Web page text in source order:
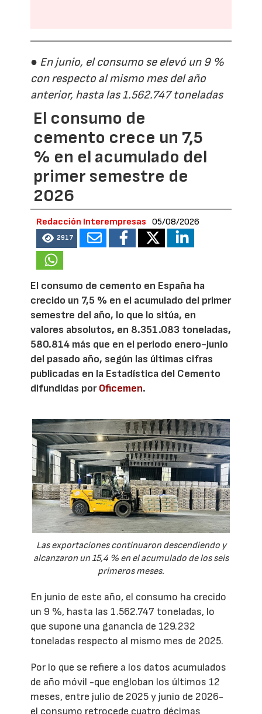
● En junio, el consumo se elevó un 9 %
con respecto al mismo mes del año
anterior, hasta las 1.562.747 toneladas
El consumo de
cemento crece un 7,5
% en el acumulado del
primer semestre de
2026
Redacción Interempresas 05/08/2026
2917
El consumo de cemento en España ha
crecido un 7,5 % en el acumulado del primer
semestre del año, lo que lo sitúa, en
valores absolutos, en 8.351.083 toneladas,
580.814 más que en el periodo enero-junio
del pasado año, según las últimas cifras
publicadas en la Estadística del Cemento
difundidas porOficemen.
Las exportaciones continuaron descendiendo y
alcanzaron un 15,4 % en el acumulado de los seis
primeros meses.
En junio de este año, el consumo ha crecido
un 9 %, hasta las 1.562.747 toneladas, lo
que supone una ganancia de 129.232
toneladas respecto al mismo mes de 2025.
Por lo que se refiere a los datos acumulados
de año móvil -que engloban los últimos 12
meses, entre julio de 2025 y junio de 2026-